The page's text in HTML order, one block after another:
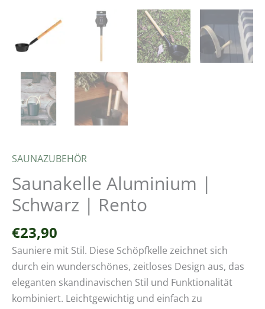
SAUNAZUBEHÖR
Saunakelle Aluminium |
Schwarz | Rento
€23,90
Sauniere mit Stil. Diese Schöpfkelle zeichnet sich
durch ein wunderschönes, zeitloses Design aus, das
eleganten skandinavischen Stil und Funktionalität
kombiniert. Leichtgewichtig und einfach zu